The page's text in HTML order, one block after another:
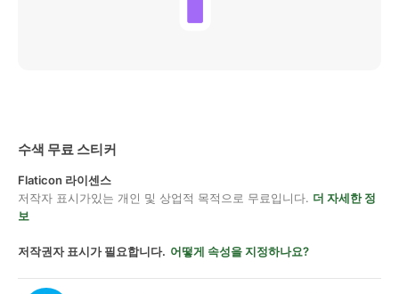
수색 무료 스티커
Flaticon 라이센스
저작자 표시가있는 개인 및 상업적 목적으로 무료입니다. 더 자세한 정
보
저작권자 표시가 필요합니다. 어떻게 속성을 지정하나요?